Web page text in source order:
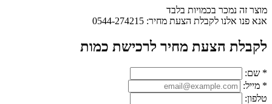
מוצר זה נמכר בכמויות בלבד
אנא פנו אלנו לקבלת הצעת מחיר: 0544-274215
לקבלת הצעת מחיר לרכישת כמות
* שם:
* מייל:
טלפון: